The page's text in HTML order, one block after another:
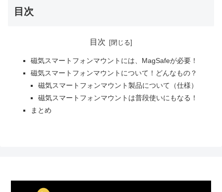
目次
目次
磁気スマートフォンマウントには、MagSafeが必要！
磁気スマートフォンマウントについて！どんなもの？
磁気スマートフォンマウント製品について（仕様）
磁気スマートフォンマウントは普段使いにもなる！
まとめ